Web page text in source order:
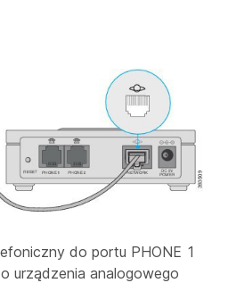
do portu PHONE 1
urządzenia analogowego